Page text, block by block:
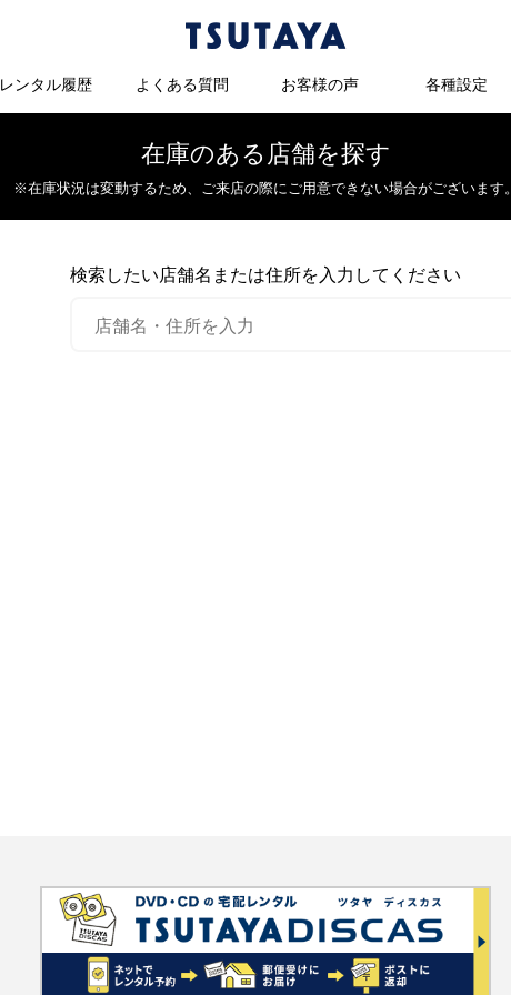
レンタル履歴 よくある質問 お客様の声 各種設定
在庫のある店舗を探す
※在庫状況は変動するため、 ご来店の際にご用意できない場合がございます。
検索したい店舗名または住所を入力してください